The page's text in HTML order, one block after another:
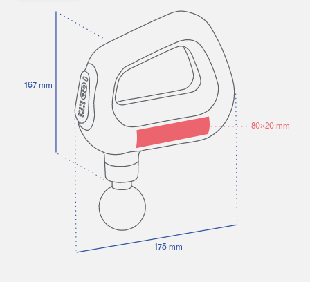
167 mm
175 mm
80×20 mm